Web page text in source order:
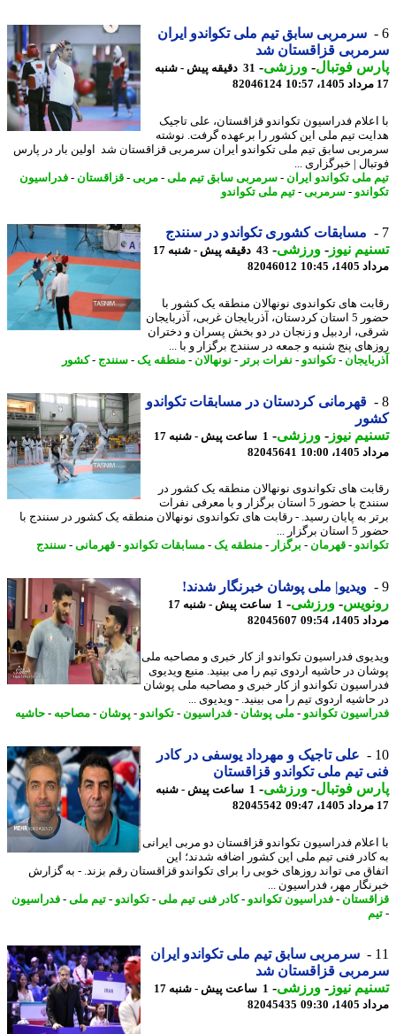
سرمربی سابق تیم ملی تکواندو ایران
قزاقستان شد
فوتبال-ورزشی-
31 دقیقه پیش - شنبه
82046124
فدراسیون تکواندو قزاقستان، علی تاجیک
تیم ملی این کشور را برعهده گرفت. نوشته
سابق تیم ملی تکواندو ایران سرمربی قزاقستان شد اولین بار در پارس
| خبرگزاری ...
ملی تکواندو ایران - سرمربی سابق تیم ملی -مربی- قزاقستان-فدراسیون
-سرمربی- تیم ملی تکواندو
مسابقات کشوری تکواندو در سنندج
نیوز-ورزشی-
43 دقیقه پیش - شنبه 17
10:45
82046012
های تکواندوی نونهالان منطقه یک کشور با
حضور 5 استان کردستان، آذربایجان غربی، آذربایجان
اردبیل و زنجان در دو بخش پسران و دختران
پنج شنبه و جمعه در سنندج برگزار و با ...
-تکواندو-نفرات برتر - نونهالان-منطقه یک-سنندج-کشور
قهرمانی کردستان در مسابقات تکواندو
نیوز-ورزشی-
1 ساعت پیش - شنبه 17
10:00
82045641
های تکواندوی نونهالان منطقه یک کشور در
سنندج با حضور 5 استان برگزار و با معرفی نفرات
به پایان رسید. - رقابت های تکواندوی نونهالان منطقه یک کشور در سنندج با
برگزار ...
-قهرمان -برگزار - منطقه یک-مسابقات تکواندو-قهرمانی-سنندج
ویدیو| ملی پوشان خبرنگار شدند!
-ورزشی-
1 ساعت پیش - شنبه 17
09:54
82045607
فدراسیون تکواندو از کار خبری و مصاحبه ملی
در حاشیه اردوی تیم را می بینید. منبع ویدیوی
تکواندو از کار خبری و مصاحبه ملی پوشان
اردوی تیم را می بینید. - ویدیوی ...
تکواندو-ملی پوشان-فدراسیون-تکواندو-پوشان-مصاحبه-حاشیه
علی تاجیک و مهرداد یوسفی در کادر
تیم ملی تکواندو قزاقستان
فوتبال-ورزشی-
1 ساعت پیش - شنبه
82045542
فدراسیون تکواندو قزاقستان دو مربی ایرانی
فنی تیم ملی این کشور اضافه شدند؛ این
می تواند روزهای خوبی را برای تکواندو قزاقستان رقم بزند. - به گزارش
مهر، فدراسیون ...
-فدراسیون تکواندو-کادر فنی تیم ملی -تکواندو-تیم ملی -فدراسیون
سرمربی سابق تیم ملی تکواندو ایران
قزاقستان شد
نیوز-ورزشی-
1 ساعت پیش - شنبه 17
09:30
82045435